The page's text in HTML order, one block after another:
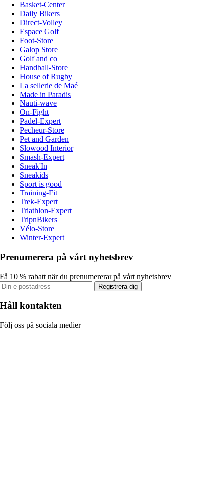
Basket-Center
Daily Bikers
Direct-Volley
Espace Golf
Foot-Store
Galop Store
Golf and co
Handball-Store
House of Rugby
La sellerie de Maé
Made in Paradis
Nauti-wave
On-Fight
Padel-Expert
Pecheur-Store
Pet and Garden
Slowood Interior
Smash-Expert
Sneak'In
Sneakids
Sport is good
Training-Fit
Trek-Expert
Triathlon-Expert
TripnBikers
Vélo-Store
Winter-Expert
Prenumerera på vårt nyhetsbrev
Få 10 % rabatt när du prenumererar på vårt nyhetsbrev
Registrera dig
Håll kontakten
Följ oss på sociala medier